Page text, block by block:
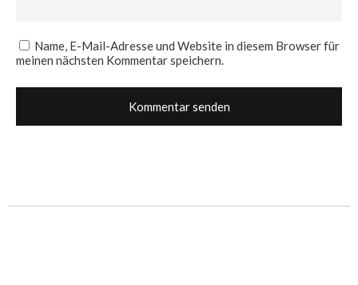
Name, E-Mail-Adresse und Website in diesem Browser für
meinen nächsten Kommentar speichern.